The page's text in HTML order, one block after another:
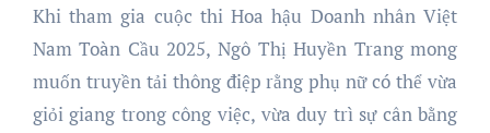
Khi tham gia cuộc thi Hoa hậu Doanh nhân Việt
Nam Toàn Cầu 2025, Ngô Thị Huyền Trang mong
muốn truyền tải thông điệp rằng phụ nữ có thể vừa
giỏi giang trong công việc, vừa duy trì sự cân bằng